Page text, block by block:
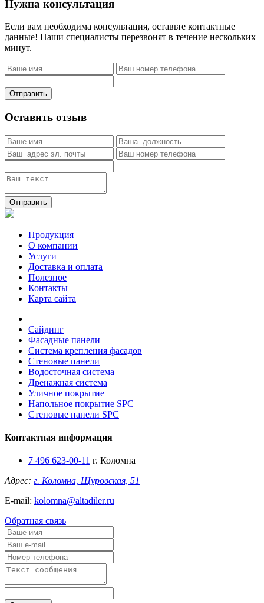
Нужна консультация
Если вам необходима консультация, оставьте контактные
данные! Наши специалисты перезвонят в течение нескольких
минут.
Отправить
Оставить отзыв
Отправить
Продукция
О компании
Услуги
Доставка и оплата
Полезное
Контакты
Карта сайта
Сайдинг
Фасадные панели
Система крепления фасадов
Стеновые панели
Водосточная система
Дренажная система
Уличное покрытие
Напольное покрытие SPC
Стеновые панели SPC
Контактная информация
7 496 623-00-11 г. Коломна
Адрес: г. Коломна, Щуровская, 51
E-mail: kolomna@altadiler.ru
Обратная связь